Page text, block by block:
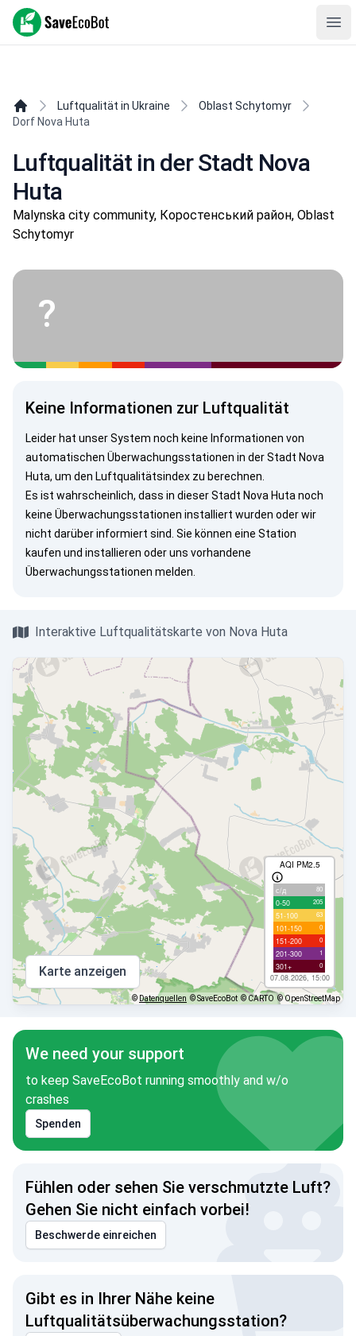
SaveEcoBot
Luftqualität in Ukraine
Oblast Schytomyr
Dorf Nova Huta
Luftqualität in der Stadt Nova
Huta
Malynska city community, Коростенський район, Oblast
Schytomyr
?
Keine Informationen zur Luftqualität
Leider hat unser System noch keine Informationen von
automatischen Überwachungsstationen in der Stadt Nova
Huta, um den Luftqualitätsindex zu berechnen.
Es ist wahrscheinlich, dass in dieser Stadt Nova Huta noch
keine Überwachungsstationen installiert wurden oder wir
nicht darüber informiert sind. Sie können eine Station
kaufen und installieren oder uns vorhandene
Überwachungsstationen melden.
Interaktive Luftqualitätskarte von Nova Huta
AQI PM2.5
с/д 80
0-50 205
51-100 63
101-150 0
151-200 0
201-300 1
301+ 0
07.08.2026, 15:00
Karte anzeigen
© Datenquellen © SaveEcoBot © CARTO © OpenStreetMap
We need your support
to keep SaveEcoBot running smoothly and w/o
crashes
Spenden
Fühlen oder sehen Sie verschmutzte Luft?
Gehen Sie nicht einfach vorbei!
Beschwerde einreichen
Gibt es in Ihrer Nähe keine
Luftqualitätsüberwachungsstation?